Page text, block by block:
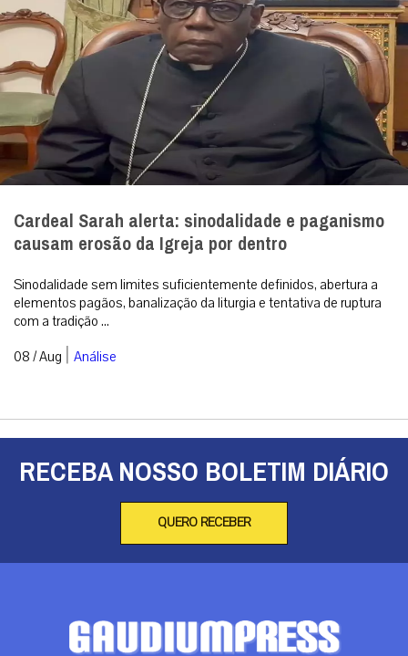
Cardeal Sarah alerta: sinodalidade e paganismo
causam erosão da Igreja por dentro
Sinodalidade sem limites suficientemente definidos, abertura a
elementos pagãos, banalização da liturgia e tentativa de ruptura
com a tradição ...
08 / Aug | Análise
RECEBA NOSSO BOLETIM DIÁRIO
QUERO RECEBER